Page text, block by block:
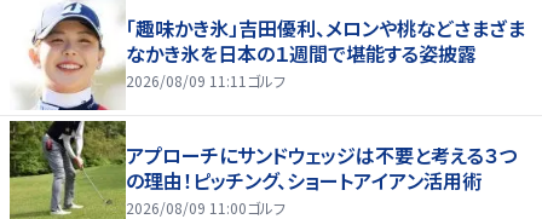
「趣味かき氷」吉田優利、メロンや桃などさまざま
なかき氷を日本の１週間で堪能する姿披露
2026/08/09 11:11 ゴルフ
アプローチにサンドウェッジは不要と考える３つ
の理由！ピッチング、ショートアイアン活用術
2026/08/09 11:00ゴルフ